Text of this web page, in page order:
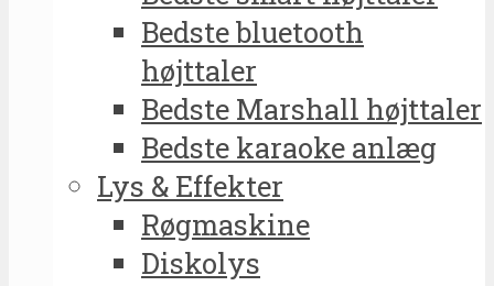
Bedste bluetooth
højttaler
Bedste Marshall højttaler
Bedste karaoke anlæg
Lys & Effekter
Røgmaskine
Diskolys